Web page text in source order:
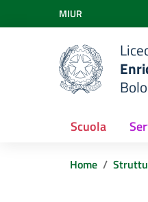
Vai ai contenuti
Vai al menu di navigazione
Vai al footer
MIUR
Scuola
Home